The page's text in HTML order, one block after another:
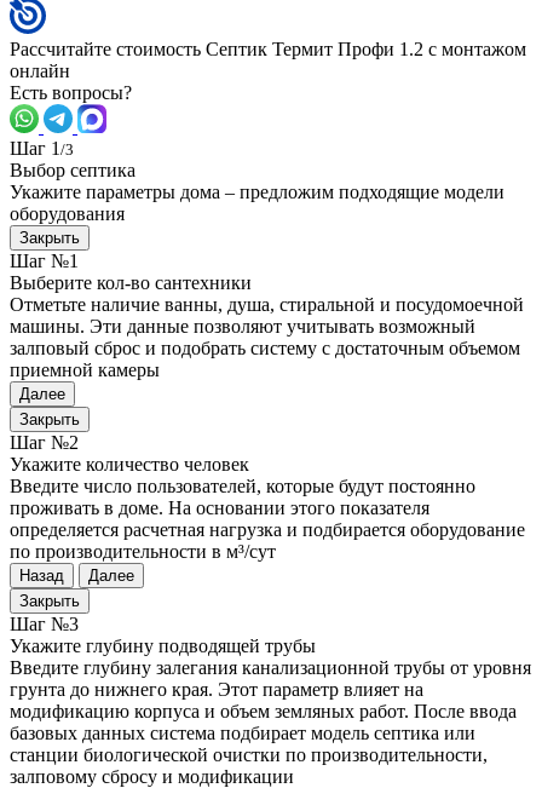
Рассчитайте стоимость Септик Термит Профи 1.2 с монтажом
онлайн
Есть вопросы?
Шаг 1 /3
Выбор септика
Укажите параметры дома – предложим подходящие модели
оборудования
Закрыть
Шаг №1
Выберите кол-во сантехники
Отметьте наличие ванны, душа, стиральной и посудомоечной
машины. Эти данные позволяют учитывать возможный
залповый сброс и подобрать систему с достаточным объемом
приемной камеры
Далее
Закрыть
Шаг №2
Укажите количество человек
Введите число пользователей, которые будут постоянно
проживать в доме. На основании этого показателя
определяется расчетная нагрузка и подбирается оборудование
по производительности в м³/сут
Назад
Далее
Закрыть
Шаг №3
Укажите глубину подводящей трубы
Введите глубину залегания канализационной трубы от уровня
грунта до нижнего края. Этот параметр влияет на
модификацию корпуса и объем земляных работ. После ввода
базовых данных система подбирает модель септика или
станции биологической очистки по производительности,
залповому сбросу и модификации